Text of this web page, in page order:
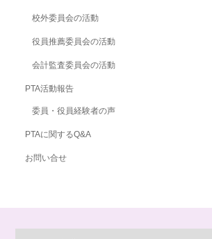
校外委員会の活動
役員推薦委員会の活動
会計監査委員会の活動
PTA活動報告
委員・役員経験者の声
PTAに関するQ&A
お問い合せ